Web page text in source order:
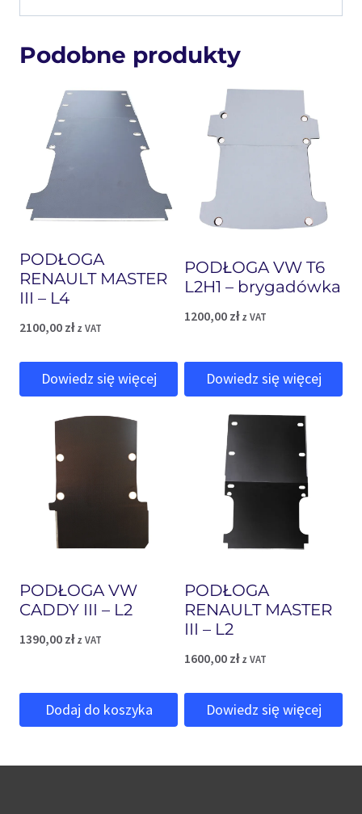
Podobne produkty
PODŁOGA
RENAULT MASTER
III – L4
2100,00 zł z VAT
Dowiedz się więcej
PODŁOGA VW T6
L2H1 – brygadówka
1200,00 zł z VAT
Dowiedz się więcej
PODŁOGA VW
CADDY III – L2
1390,00 zł z VAT
Dodaj do koszyka
PODŁOGA
RENAULT MASTER
III – L2
1600,00 zł z VAT
Dowiedz się więcej